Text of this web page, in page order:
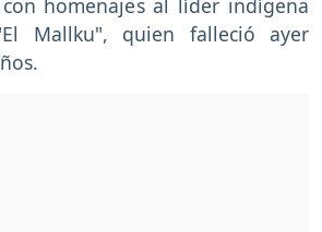
homenajes al líder indígena
Mallku", quien falleció ayer